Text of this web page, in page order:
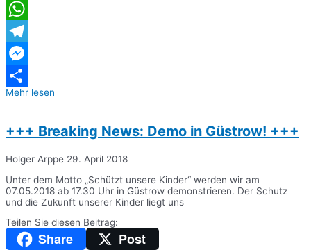
Twitter
WhatsApp
Telegram
Messenger
Teilen
Mehr lesen
+++ Breaking News: Demo in Güstrow! +++
Holger Arppe 29. April 2018
Unter dem Motto „Schützt unsere Kinder“ werden wir am
07.05.2018 ab 17.30 Uhr in Güstrow demonstrieren. Der Schutz
und die Zukunft unserer Kinder liegt uns
Teilen Sie diesen Beitrag:
Share Post